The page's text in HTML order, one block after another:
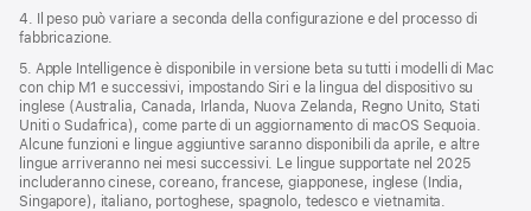
4. Il peso può variare a seconda della configurazione e del processo di
fabbricazione.
5. Apple Intelligence è disponibile in versione beta su tutti i modelli di Mac
con chip M1 e successivi, impostando Siri e la lingua del dispositivo su
inglese (Australia, Canada, Irlanda, Nuova Zelanda, Regno Unito, Stati
Uniti o Sudafrica), come parte di un aggiornamento di macOS Sequoia.
Alcune funzioni e lingue aggiuntive saranno disponibili da aprile, e altre
lingue arriveranno nei mesi successivi. Le lingue supportate nel 2025
includeranno cinese, coreano, francese, giapponese, inglese (India,
Singapore), italiano, portoghese, spagnolo, tedesco e vietnamita.